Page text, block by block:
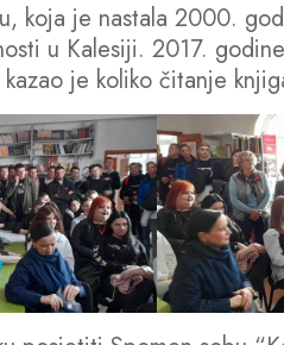
koja je nastala 2000.
u Kalesiji. 2017.
je koliko čitanje